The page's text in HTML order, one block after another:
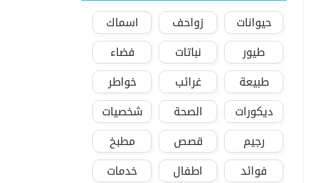
حيوانات زواحف
اسماك
طيور
نباتات
فضاء
طبيعة
غرائب
خواطر
ديكورات
الصحة
شخصيات
رجيم
قصص
مطبخ
فوائد
اطفال
خدمات